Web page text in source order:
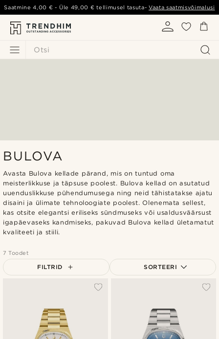
Otsi
Saatmine4,00 € - Üle 49,00 € tellimusel tasuta-Vaata saatmisvõimalusi
BULOVA
Avasta Bulova kellade pärand, mis on tuntud oma
meisterlikkuse ja täpsuse poolest. Bulova kellad on asutatud
uuenduslikkuse pühendumusega ning neid tähistatakse ajatu
disaini ja ülimate tehnoloogiate poolest. Olenemata sellest,
kas otsite elegantsi eriliseks sündmuseks või usaldusväärsust
igapäevaseks kandmiseks, pakuvad Bulova kellad ületamatut
kvaliteeti ja stiili.
7 Toodet
FILTRID SORTEERI
Madala hind
Kõrgeim hind